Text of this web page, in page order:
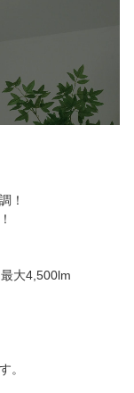
！
大4,500lm
。